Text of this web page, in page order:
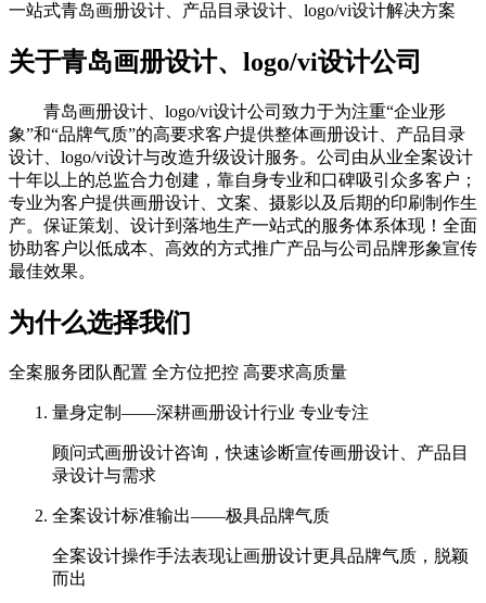
一站式青岛画册设计、产品目录设计、logo/vi设计解决方案
关于青岛画册设计、logo/vi设计公司
青岛画册设计、logo/vi设计公司致力于为注重“企业形
象”和“品牌气质”的高要求客户提供整体画册设计、产品目录
设计、logo/vi设计与改造升级设计服务。公司由从业全案设计
十年以上的总监合力创建，靠自身专业和口碑吸引众多客户；
专业为客户提供画册设计、文案、摄影以及后期的印刷制作生
产。保证策划、设计到落地生产一站式的服务体系体现！全面
协助客户以低成本、高效的方式推广产品与公司品牌形象宣传
最佳效果。
为什么选择我们
全案服务团队配置 全方位把控 高要求高质量
量身定制——深耕画册设计行业 专业专注
顾问式画册设计咨询，快速诊断宣传画册设计、产品目
录设计与需求
全案设计标准输出——极具品牌气质
全案设计操作手法表现让画册设计更具品牌气质，脱颖
而出